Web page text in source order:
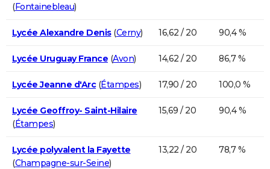
(Fontainebleau)
Lycée Alexandre Denis(Cerny) 16,62 / 20 90,4 %
Lycée Uruguay France (Avon) 14,62 / 20 86,7 %
Lycée Jeanne d'Arc(Étampes) 17,90 / 20 100,0 %
Lycée Geoffroy- Saint-Hilaire
(Étampes)
15,69 / 20 90,4 %
Lycée polyvalent la Fayette
(Champagne-sur-Seine)
13,22 / 20 78,7 %